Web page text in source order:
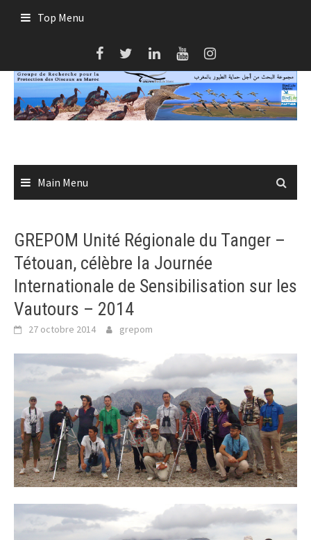
Top Menu
Main Menu
GREPOM Unité Régionale du Tanger –
Tétouan, célèbre la Journée
Internationale de Sensibilisation sur les
Vautours – 2014
27 octobre 2014 grepom